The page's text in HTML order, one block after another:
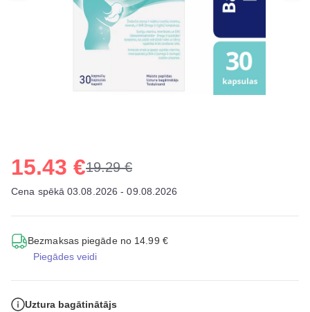
15.43 €19.29 €
Cena spēkā 03.08.2026 - 09.08.2026
Bezmaksas piegāde no 14.99 €
Piegādes veidi
Uztura bagātinātājs